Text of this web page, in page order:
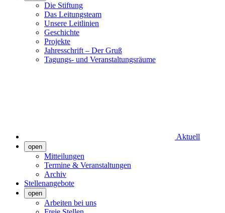
Die Stiftung
Das Leitungsteam
Unsere Leitlinien
Geschichte
Projekte
Jahresschrift – Der Gruß
Tagungs- und Veranstaltungsräume
Aktuell
open
Mitteilungen
Termine & Veranstaltungen
Archiv
Stellenangebote
open
Arbeiten bei uns